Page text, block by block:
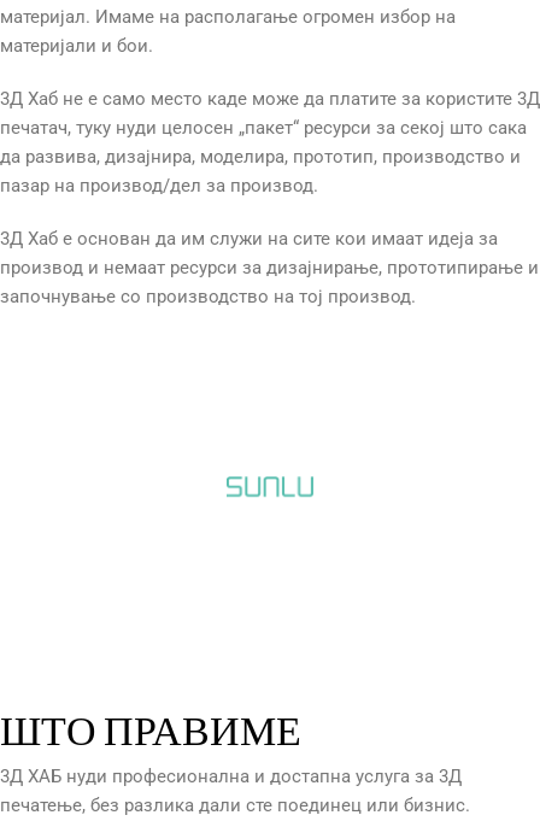
материјал. Имаме на располагање огромен избор на
материјали и бои.
3Д Хаб не е само место каде може да платите за користите 3Д
печатач, туку нуди целосен „пакет“ ресурси за секој што сака
да развива, дизајнира, моделира, прототип, производство и
пазар на производ/дел за производ.
3Д Хаб е основан да им служи на сите кои имаат идеја за
производ и немаат ресурси за дизајнирање, прототипирање и
започнување со производство на тој производ.
ШТО ПРАВИМЕ
3Д ХАБ нуди професионална и достапна услуга за 3Д
печатење, без разлика дали сте поединец или бизнис.